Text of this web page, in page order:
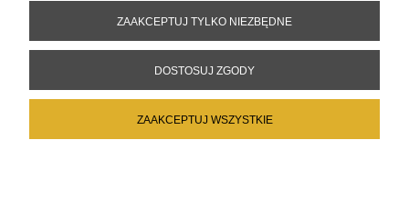
Copyright 2017-2026 Sakramento.pl
ZAAKCEPTUJ TYLKO NIEZBĘDNE
DOSTOSUJ ZGODY
ZAAKCEPTUJ WSZYSTKIE